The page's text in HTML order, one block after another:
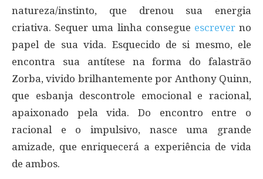
natureza/instinto, que drenou sua energia
criativa. Sequer uma linha consegue escreverno
papel de sua vida. Esquecido de si mesmo, ele
encontra sua antítese na forma do falastrão
Zorba, vivido brilhantemente por Anthony Quinn,
que esbanja descontrole emocional e racional,
apaixonado pela vida. Do encontro entre o
racional e o impulsivo, nasce uma grande
amizade, que enriquecerá a experiência de vida
de ambos.